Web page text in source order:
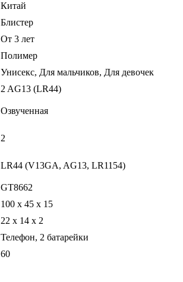
Китай
Блистер
От 3 лет
Полимер
Унисекс, Для мальчиков, Для девочек
2 AG13 (LR44)
Озвученная
2
LR44 (V13GA, AG13, LR1154)
GT8662
100 х 45 х 15
22 x 14 x 2
Телефон, 2 батарейки
60